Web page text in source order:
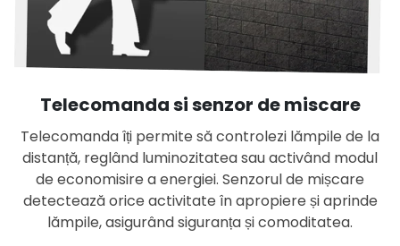
Telecomanda si senzor de miscare
Telecomanda îți permite să controlezi lămpile de la
distanță, reglând luminozitatea sau activând modul
de economisire a energiei. Senzorul de mișcare
detectează orice activitate în apropiere și aprinde
lămpile, asigurând siguranța și comoditatea.